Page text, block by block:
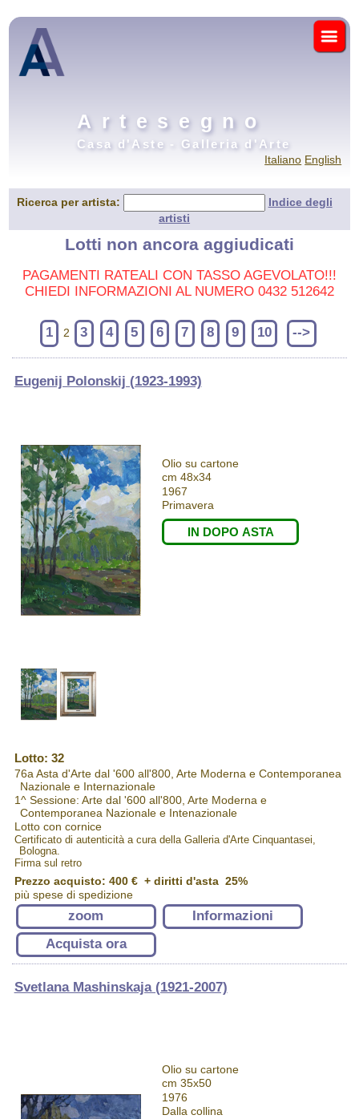
Artesegno
Casa d'Aste - Galleria d'Arte
Italiano English
Ricerca per artista:
Indice degli
artisti
Lotti non ancora aggiudicati
PAGAMENTI RATEALI CON TASSO AGEVOLATO!!!
CHIEDI INFORMAZIONI AL NUMERO 0432 512642
1 2 3 4 5 6 7 8 9 10 -->
Eugenij Polonskij (1923-1993)
Olio su cartone
cm 48x34
1967
Primavera
IN DOPO ASTA
Lotto: 32
76a Asta d'Arte dal '600 all'800, Arte Moderna e Contemporanea
Nazionale e Internazionale
1^ Sessione: Arte dal '600 all'800, Arte Moderna e
Contemporanea Nazionale e Intenazionale
Lotto con cornice
Certificato di autenticità a cura della Galleria d'Arte Cinquantasei,
Bologna.
Firma sul retro
Prezzo acquisto: 400 €+ diritti d'asta 25%
più spese di spedizione
zoom
Informazioni
Acquista ora
Svetlana Mashinskaja (1921-2007)
Olio su cartone
cm 35x50
1976
Dalla collina